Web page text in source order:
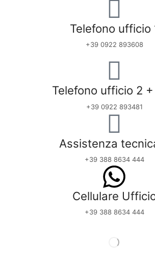
Telefono ufficio
+39 0922 893608
Telefono ufficio 2 +
+39 0922 893481
Assistenza
+39 388 8634 444
Cellulare
+39 388 8634 444